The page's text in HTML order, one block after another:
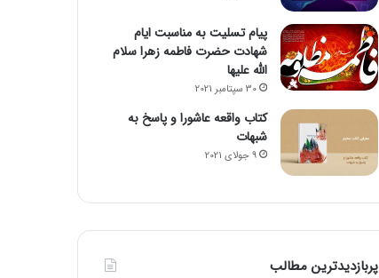
پیام تسلیت به مناسبت ایام
شهادت حضرت فاطمه زهرا سلام
الله علیها
30 سپتامبر 2021
کتاب واقعه عاشورا و پاسخ به
شبهات
9 جولای 2021
پربازدیدترین مطالب